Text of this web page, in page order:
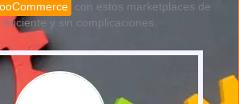
con estos marketplaces de
eficiente y sin complicaciones.